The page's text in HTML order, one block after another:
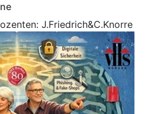
J.Friedrich&C.Knorre